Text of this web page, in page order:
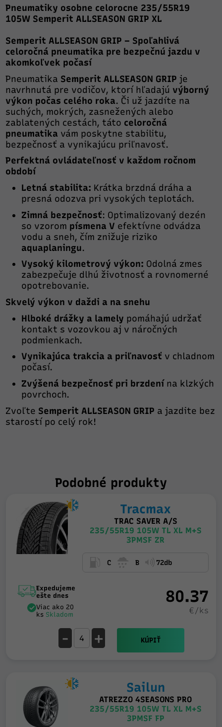
Pneumatiky osobne celorocne 235/55R19
105W Semperit ALLSEASON GRIP XL
Semperit ALLSEASON GRIP – Spoľahlivá
celoročná pneumatika pre bezpečnú jazdu v
akomkoľvek počasí
Pneumatika Semperit ALLSEASON GRIP je
navrhnutá pre vodičov, ktorí hľadajú výborný
výkon počas celého roka. Či už jazdíte na
suchých, mokrých, zasnežených alebo
zablatených cestách, táto celoročná
pneumatika vám poskytne stabilitu,
bezpečnosť a vynikajúcu priľnavosť.
Perfektná ovládateľnosť v každom ročnom
období
Letná stabilita: Krátka brzdná dráha a
presná odozva pri vysokých teplotách.
Zimná bezpečnosť: Optimalizovaný dezén
so vzorom písmena V efektívne odvádza
vodu a sneh, čím znižuje riziko
aquaplaningu.
Vysoký kilometrový výkon: Odolná zmes
zabezpečuje dlhú životnosť a rovnomerné
opotrebovanie.
Skvelý výkon v daždi a na snehu
Hlboké drážky a lamely pomáhajú udržať
kontakt s vozovkou aj v náročných
podmienkach.
Vynikajúca trakcia a priľnavosť v chladnom
počasí.
Zvýšená bezpečnosť pri brzdenína klzkých
povrchoch.
Zvoľte Semperit ALLSEASON GRIP a jazdite bez
starostí po celý rok!
Podobné produkty
Tracmax
TRAC SAVER A/S
235/55R19 105W TL XL M+S
3PMSF ZR
C B 72db
Expedujeme
ešte dnes
Viac ako 20
ks Skladom
80.37
€/ks
- + KÚPIŤ
Sailun
ATREZZO 4SEASONS PRO
235/55R19 105W TL XL M+S
3PMSF FP